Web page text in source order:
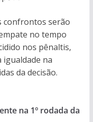
confrontos serão
no tempo
nos pênaltis,
igualdade na
da decisão.
na 1º rodada da